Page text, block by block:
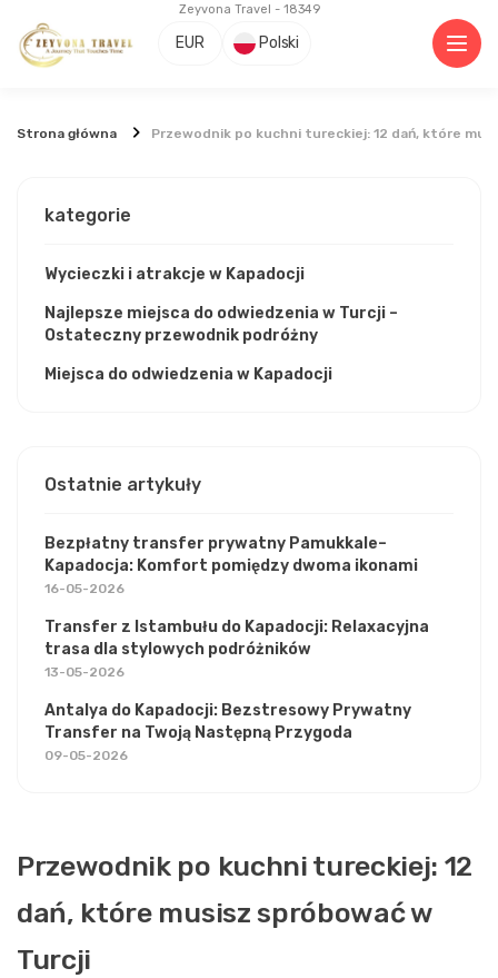
Zeyvona Travel - 18349
EUR Polski
Strona główna Przewodnik po kuchni tureckiej: 12 dań, które
Przewodnik po kuchni tureckiej: 12
dań, które musisz spróbować w
Turcji
kategorie
Wycieczki i atrakcje w Kapadocji
Najlepsze miejsca do odwiedzenia w Turcji –
Ostateczny przewodnik podróżny
Miejsca do odwiedzenia w Kapadocji
Ostatnie artykuły
Bezpłatny transfer prywatny Pamukkale–
Kapadocja: Komfort pomiędzy dwoma ikonami
16-05-2026
Transfer z Istambułu do Kapadocji: Relaxacyjna
trasa dla stylowych podróżników
13-05-2026
Antalya do Kapadocji: Bezstresowy Prywatny
Transfer na Twoją Następną Przygoda
09-05-2026